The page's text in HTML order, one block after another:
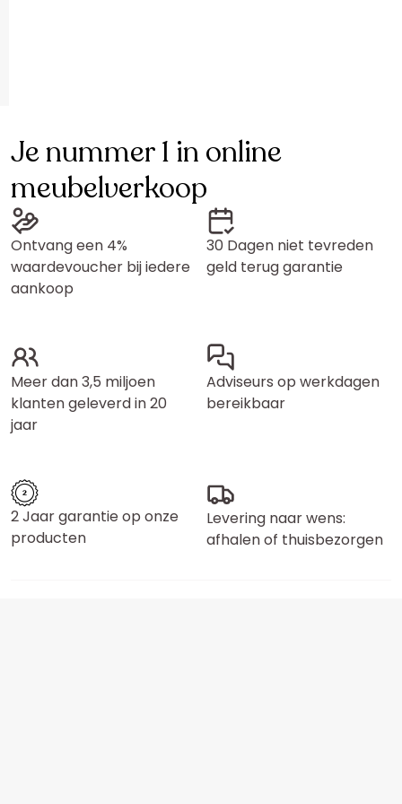
Je nummer 1 in online
meubelverkoop
Ontvang een 4%
waardevoucher bij iedere
aankoop
30 Dagen niet tevreden
geld terug garantie
Meer dan 3,5 miljoen
klanten geleverd in 20
jaar
Adviseurs op werkdagen
bereikbaar
2 Jaar garantie op onze
producten
Levering naar wens:
afhalen of thuisbezorgen